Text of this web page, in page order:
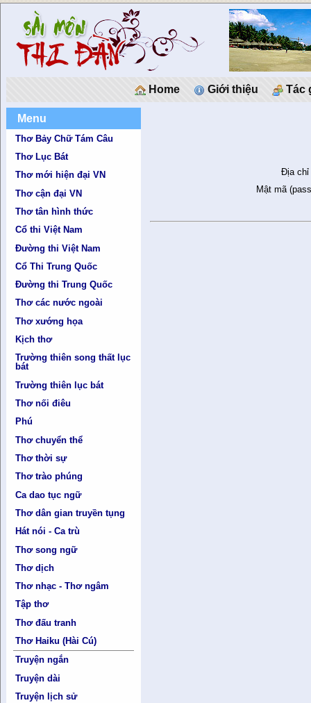
Home Giới thiệu Tác
Menu
Thơ Bảy Chữ Tám Câu
Thơ Lục Bát
Thơ mới hiện đại VN
Thơ cận đại VN
Thơ tân hình thức
Cổ thi Việt Nam
Đường thi Việt Nam
Cổ Thi Trung Quốc
Đường thi Trung Quốc
Thơ các nước ngoài
Thơ xướng họa
Kịch thơ
Trường thiên song thất lục
bát
Trường thiên lục bát
Thơ nối điêu
Phú
Thơ chuyển thể
Thơ thời sự
Thơ trào phúng
Ca dao tục ngữ
Thơ dân gian truyền tụng
Hát nói - Ca trù
Thơ song ngữ
Thơ dịch
Thơ nhạc - Thơ ngâm
Tập thơ
Thơ đấu tranh
Thơ Haiku (Hài Cú)
Truyện ngắn
Truyện dài
Truyện lịch sử
Địa chỉ
Mật mã